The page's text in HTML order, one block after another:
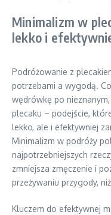
Minimalizm w
lekko i
Podróżowanie z
potrzebami a wygodą.
wędrówkę po
plecaku – podejście,
lekko, ale i efektywniej
Minimalizm w podróży
najpotrzebniejszych
zmniejsza zmęczenie i
przeżywaniu przygody,
Kluczem do efektywnej